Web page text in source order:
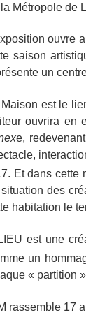
Métropole de
ouvre
saison
un
Maison est le
ouvrira en
e,
Et dans cette
des
habitation le
est une
un
« partition
rassemble 17